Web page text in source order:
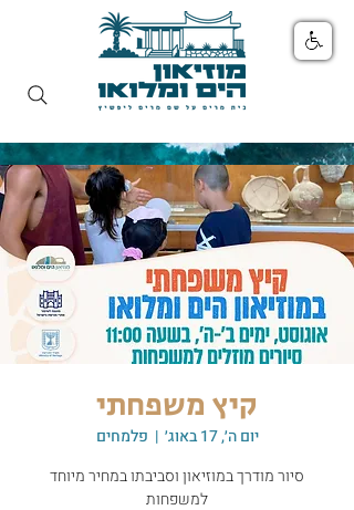
קיץ משפחתי
יום ה׳, 17 באוג׳
  |
פלמחים
סיור מודרך במוזיאון וסביבתו במחיר מיוחד